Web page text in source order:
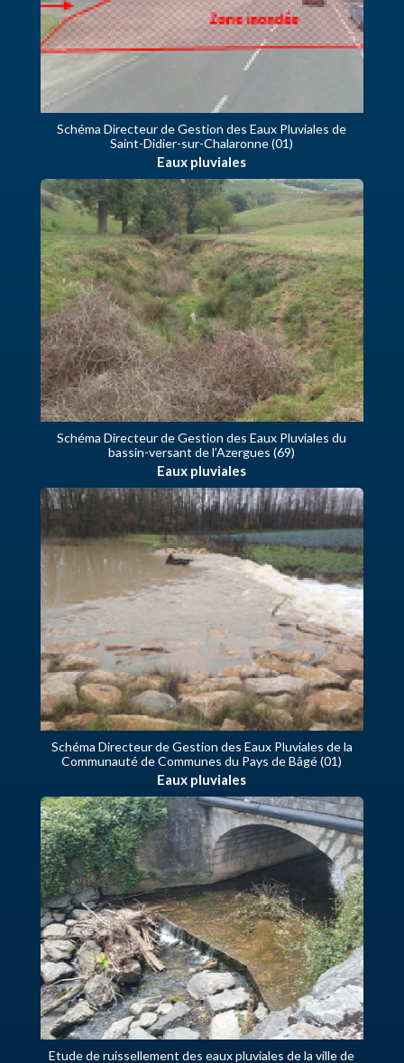
Schéma Directeur de Gestion des Eaux Pluviales de
Saint-Didier-sur-Chalaronne (01)
Eaux pluviales
Schéma Directeur de Gestion des Eaux Pluviales du
bassin-versant de l’Azergues (69)
Eaux pluviales
Schéma Directeur de Gestion des Eaux Pluviales de la
Communauté de Communes du Pays de Bâgé (01)
Eaux pluviales
Etude de ruissellement des eaux pluviales de la ville de